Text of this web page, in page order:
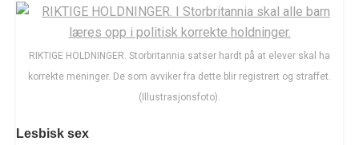
RIKTIGE HOLDNINGER. Storbritannia satser hardt på at elever skal ha
korrekte meninger. De som avviker fra dette blir registrert og straffet.
(Illustrasjonsfoto).
Lesbisk sex